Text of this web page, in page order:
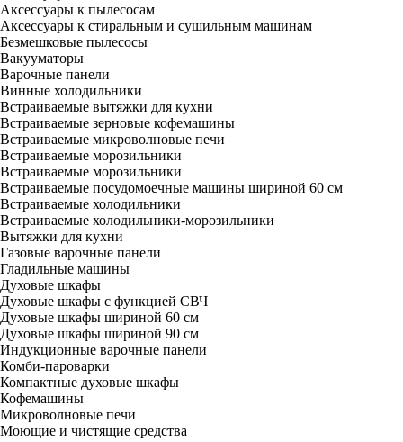
Аксессуары к пылесосам
Аксессуары к стиральным и сушильным машинам
Безмешковые пылесосы
Вакууматоры
Варочные панели
Винные холодильники
Встраиваемые вытяжки для кухни
Встраиваемые зерновые кофемашины
Встраиваемые микроволновые печи
Встраиваемые морозильники
Встраиваемые морозильники
Встраиваемые посудомоечные машины шириной 60 см
Встраиваемые холодильники
Встраиваемые холодильники-морозильники
Вытяжки для кухни
Газовые варочные панели
Гладильные машины
Духовые шкафы
Духовые шкафы с функцией СВЧ
Духовые шкафы шириной 60 см
Духовые шкафы шириной 90 см
Индукционные варочные панели
Комби-пароварки
Компактные духовые шкафы
Кофемашины
Микроволновые печи
Моющие и чистящие средства